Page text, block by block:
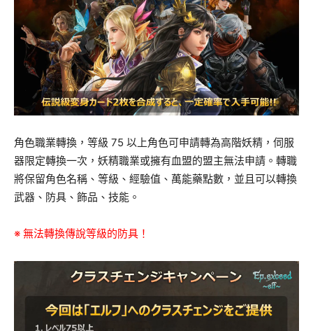
角色職業轉換，等級 75 以上角色可申請轉為高階妖精，伺服
器限定轉換一次，妖精職業或擁有血盟的盟主無法申請。轉職
將保留角色名稱、等級、經驗值、萬能藥點數，並且可以轉換
武器、防具、飾品、技能。
※ 無法轉換傳說等級的防具！